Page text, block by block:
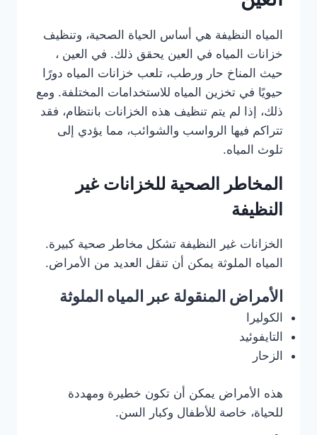
المياه النظيفة هي أساس الحياة الصحية، وتنظيف
خزانات المياه في العين يحقق ذلك. في العين ،
حيث المناخ حار ورطب، تلعب خزانات المياه دورًا
حيويًا في تخزين المياه للاستخدامات المختلفة. ومع
ذلك، إذا لم يتم تنظيف هذه الخزانات بانتظام، فقد
تتراكم فيها الرواسب والشوائب، مما يؤدي إلى
تلوث المياه.
المخاطر الصحية للخزانات غير
النظيفة
الخزانات غير النظيفة تشكل مخاطر صحية كبيرة.
المياه الملوثة يمكن أن تنقل العديد من الأمراض.
الأمراض المنقولة عبر المياه الملوثة
الكوليرا
التايفوئيد
الزحار
هذه الأمراض يمكن أن تكون خطيرة ومهددة
للحياة، خاصة للأطفال وكبار السن.